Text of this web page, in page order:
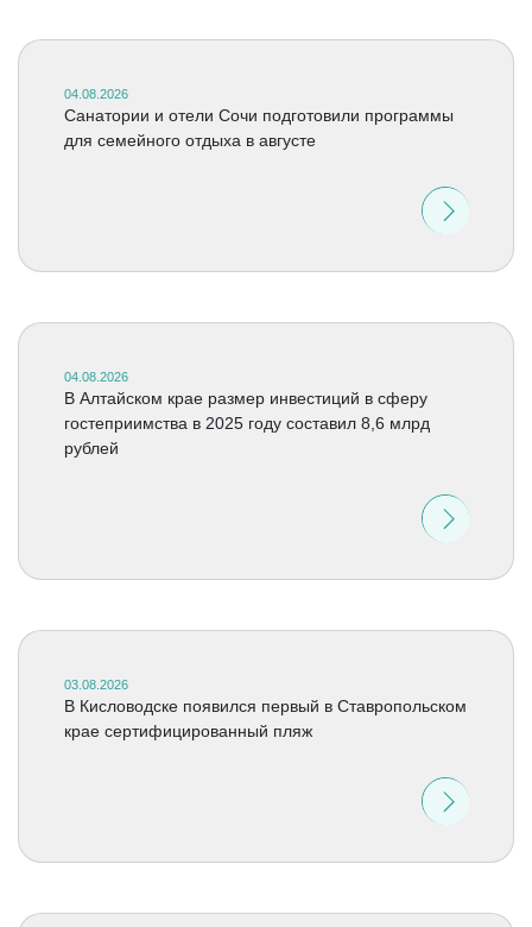
04.08.2026
Санатории и отели Сочи подготовили программы
для семейного отдыха в августе
04.08.2026
В Алтайском крае размер инвестиций в сферу
гостеприимства в 2025 году составил 8,6 млрд
рублей
03.08.2026
В Кисловодске появился первый в Ставропольском
крае сертифицированный пляж